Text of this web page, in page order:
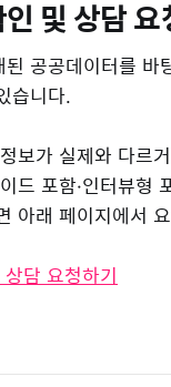
및 상담 요
공공데이터를 바
습니다.
보가 실제와 다르
드 포함·인터뷰형
아래 페이지에서
담 요청하기